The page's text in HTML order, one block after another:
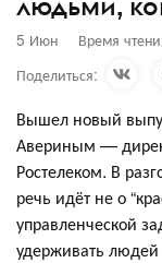
5 Июн Время
Поделиться:
Вышел новый
Авериным —
Ростелеком. В
речь идёт не о
управленческой
удерживать людей